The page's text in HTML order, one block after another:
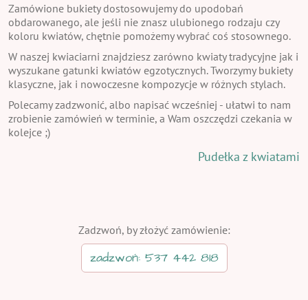
Zamówione bukiety dostosowujemy do upodobań
obdarowanego, ale jeśli nie znasz ulubionego rodzaju czy
koloru kwiatów, chętnie pomożemy wybrać coś stosownego.
W naszej kwiaciarni znajdziesz zarówno kwiaty tradycyjne jak i
wyszukane gatunki kwiatów egzotycznych. Tworzymy bukiety
klasyczne, jak i nowoczesne kompozycje w różnych stylach.
Polecamy zadzwonić, albo napisać wcześniej - ułatwi to nam
zrobienie zamówień w terminie, a Wam oszczędzi czekania w
kolejce ;)
Pudełka z kwiatami
Zadzwoń, by złożyć zamówienie:
zadzwoń: 537 442 818